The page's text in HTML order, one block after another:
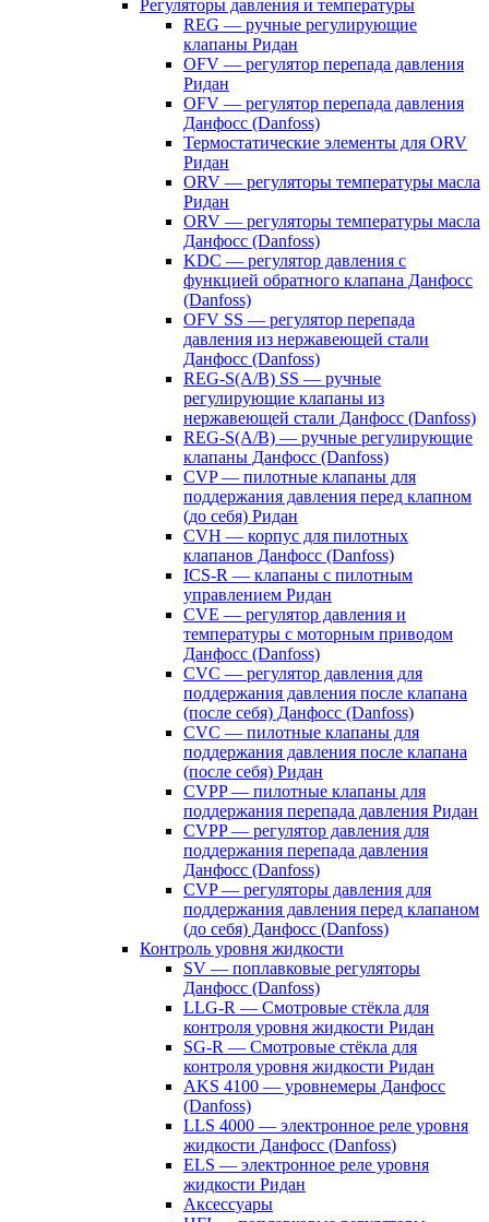
Регуляторы давления и температуры
REG — ручные регулирующие
клапаны Ридан
OFV — регулятор перепада давления
Ридан
OFV — регулятор перепада давления
Данфосс (Danfoss)
Термостатические элементы для ORV
Ридан
ORV — регуляторы температуры масла
Ридан
ORV — регуляторы температуры масла
Данфосс (Danfoss)
KDC — регулятор давления с
функцией обратного клапана Данфосс
(Danfoss)
OFV SS — регулятор перепада
давления из нержавеющей стали
Данфосс (Danfoss)
REG-S(A/B) SS — ручные
регулирующие клапаны из
нержавеющей стали Данфосс (Danfoss)
REG-S(A/B) — ручные регулирующие
клапаны Данфосс (Danfoss)
CVP — пилотные клапаны для
поддержания давления перед клапном
(до себя) Ридан
CVH — корпус для пилотных
клапанов Данфосс (Danfoss)
ICS-R — клапаны с пилотным
управлением Ридан
CVE — регулятор давления и
температуры с моторным приводом
Данфосс (Danfoss)
CVС — регулятор давления для
поддержания давления после клапана
(после себя) Данфосс (Danfoss)
CVС — пилотные клапаны для
поддержания давления после клапана
(после себя) Ридан
CVPP — пилотные клапаны для
поддержания перепада давления Ридан
CVPP — регулятор давления для
поддержания перепада давления
Данфосс (Danfoss)
CVP — регуляторы давления для
поддержания давления перед клапаном
(до себя) Данфосс (Danfoss)
Контроль уровня жидкости
SV — поплавковые регуляторы
Данфосс (Danfoss)
LLG-R — Смотровые стёкла для
контроля уровня жидкости Ридан
SG-R — Смотровые стёкла для
контроля уровня жидкости Ридан
AKS 4100 — уровнемеры Данфосс
(Danfoss)
LLS 4000 — электронное реле уровня
жидкости Данфосс (Danfoss)
ELS — электронное реле уровня
жидкости Ридан
Аксессуары